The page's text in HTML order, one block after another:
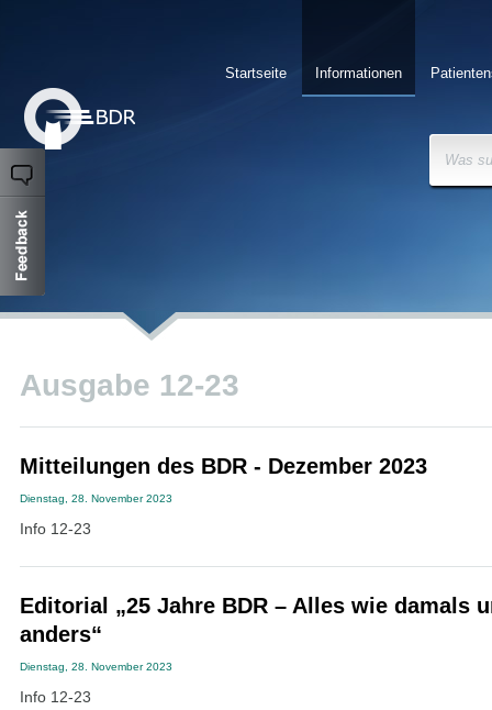
Informationen
Startseite
Was
Ausgabe 12-23
Mitteilungen des BDR - Dezember 2023
Dienstag, 28. November 2023
Info 12-23
Editorial „25 Jahre BDR – Alles wie damals
anders“
Dienstag, 28. November 2023
Info 12-23